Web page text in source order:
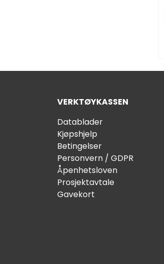
VERKTØYKASSEN
Datablader
Kjøpshjelp
Betingelser
Personvern / GDPR
Åpenhetsloven
Prosjektavtale
Gavekort